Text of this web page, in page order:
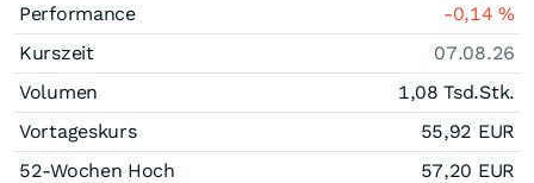
Performance
-0,14%
Kurszeit
07.08.26
Volumen
1,08 Tsd.Stk.
Vortageskurs
55,92 EUR
52-Wochen Hoch
57,20 EUR